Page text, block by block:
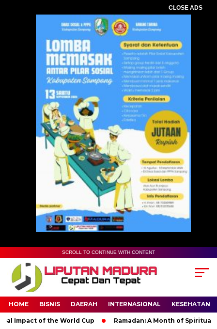
CLOSE ADS
SCROLL TO CONTINUE WITH CONTENT
HOME BISNIS DAERAH INTERNASIONAL KESEHATAN
of the World Cup Ramadan: A Month of Spiritual